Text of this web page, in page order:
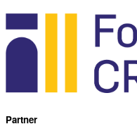
Partner